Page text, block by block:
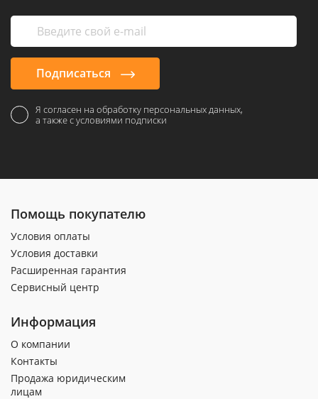
Подписаться
Я согласен на обработку персональных данных,
а также с условиями подписки
Помощь покупателю
Условия оплаты
Условия доставки
Расширенная гарантия
Сервисный центр
Информация
О компании
Контакты
Продажа юридическим
лицам